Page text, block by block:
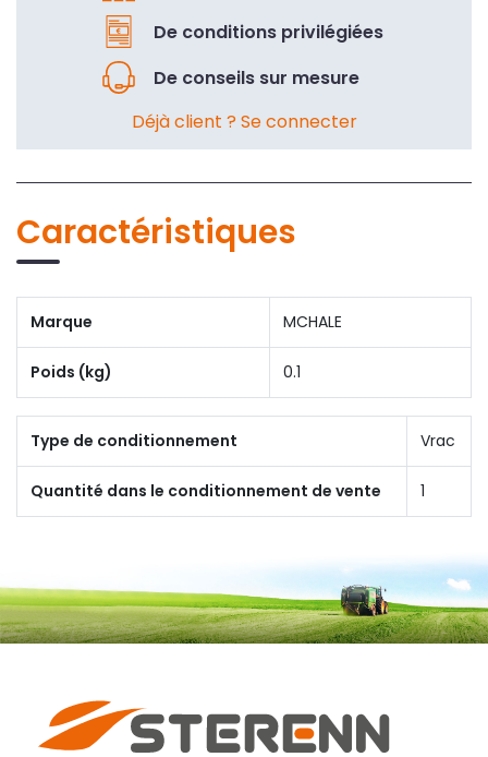
De conditions privilégiées
De conseils sur mesure
Déjà client ? Se connecter
Caractéristiques
Marque MCHALE
Poids (kg) 0.1
Type de conditionnement Vrac
Quantité dans le conditionnement de vente 1